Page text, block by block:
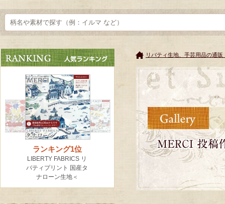
リバティ生地、手芸用品の通